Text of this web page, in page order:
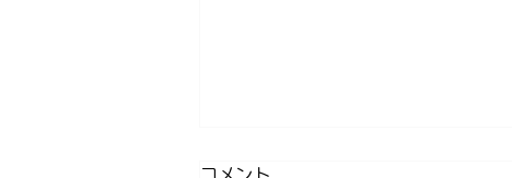
コメント